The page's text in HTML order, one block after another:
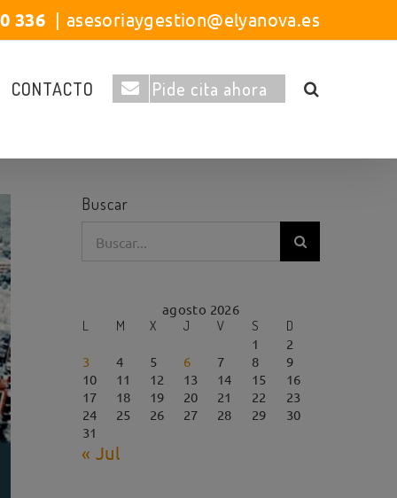
336 | asesoriaygestion@elyanova.es
CONTACTO Pide cita ahora
Buscar
agosto 2026
L
M X J V S
D
1
2
3
4 5 6 7 8
9
10
11 12 13 14 15
16
17
18 19 20 21 22
23
24
25 26 27 28 29
30
31
« Jul